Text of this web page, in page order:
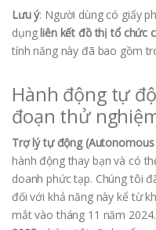
Lưu ý: Người dùng có giấy
dụngliên kết đồ thị tổ chức
tính năng này đã bao gồm
Hành động tự
đoạn thử
Trợ lý tự động
hành động thay bạn và có
doanh phức tạp. Chúng tôi
đối với khả năng này kể từ
mắt vào tháng 11 năm